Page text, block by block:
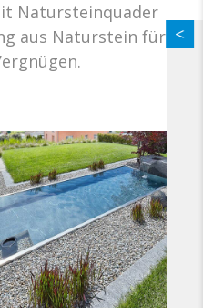
Natursteinquader
aus Naturstein für